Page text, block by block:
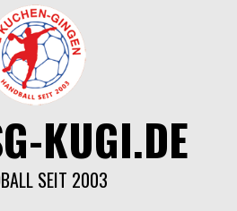
KUGI.DE
SEIT 2003